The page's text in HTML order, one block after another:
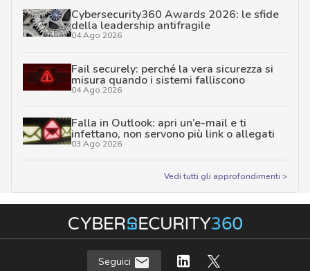
Cybersecurity360 Awards 2026: le sfide
della leadership antifragile
04 Ago 2026
Fail securely: perché la vera sicurezza si
misura quando i sistemi falliscono
04 Ago 2026
Falla in Outlook: apri un’e-mail e ti
infettano, non servono più link o allegati
03 Ago 2026
Vedi tutti gli approfondimenti >
Seguici